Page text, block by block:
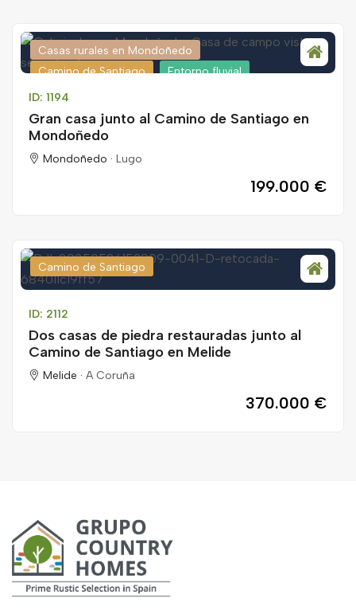
Casas rurales en Mondoñedo
Camino de Santiago
Entorno fluvial
ID: 1194
Gran casa junto al Camino de Santiago en
Mondoñedo
Mondoñedo · Lugo
199.000 €
Camino de Santiago
ID: 2112
Dos casas de piedra restauradas junto al
Camino de Santiago en Melide
Melide · A Coruña
370.000 €